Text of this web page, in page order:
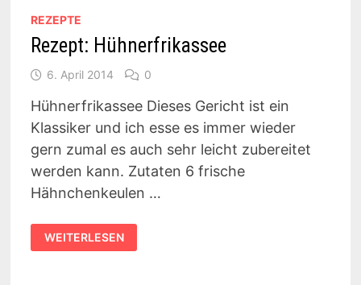
REZEPTE
Rezept: Hühnerfrikassee
6. April 2014 0
Hühnerfrikassee Dieses Gericht ist ein
Klassiker und ich esse es immer wieder
gern zumal es auch sehr leicht zubereitet
werden kann. Zutaten 6 frische
Hähnchenkeulen …
REZEPT:
HÜHNERFRIKASSEE
WEITERLESEN